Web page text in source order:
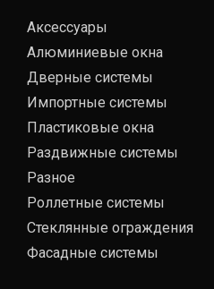
Аксессуары
Алюминиевые окна
Дверные системы
Импортные системы
Пластиковые окна
Раздвижные системы
Разное
Роллетные системы
Стеклянные ограждения
Фасадные системы